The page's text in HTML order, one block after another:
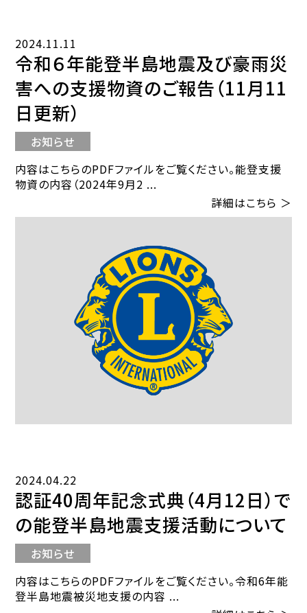
2024.11.11
令和６年能登半島地震及び豪雨災
害への支援物資のご報告（11月11
日更新）
お知らせ
内容はこちらのPDFファイルをご覧ください。能登支援
物資の内容（2024年9月2 ...
詳細はこちら ＞
2024.04.22
認証40周年記念式典（4月12日）で
の能登半島地震支援活動について
お知らせ
内容はこちらのPDFファイルをご覧ください。令和6年能
登半島地震被災地支援の内容 ...